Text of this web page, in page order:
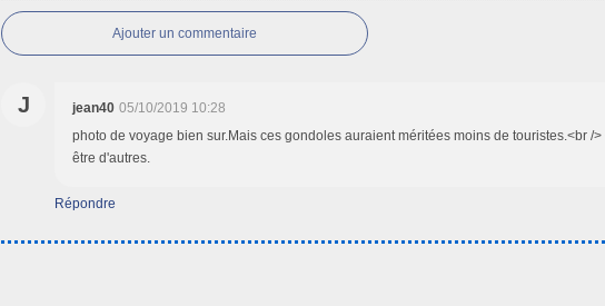
Ajouter un commentaire
J jean40 05/10/2019 10:28
photo de voyage bien sur.Mais ces gondoles auraient méritées moins de touristes.<br />
être d'autres.
Répondre